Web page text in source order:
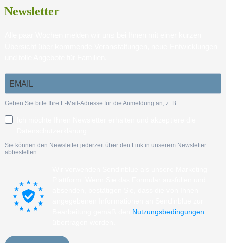
Newsletter
Geben Sie bitte Ihre E-Mail-Adresse für die Anmeldung an, z. B. .
Sie können den Newsletter jederzeit über den Link in unserem Newsletter
abbestellen.
Nutzungsbedingungen